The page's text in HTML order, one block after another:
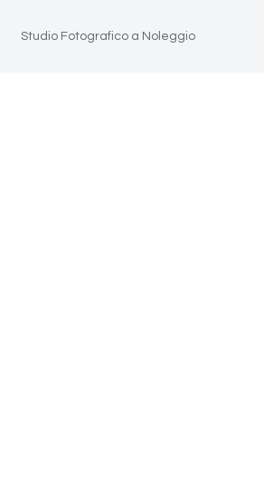
Studio Fotografico a Noleggio